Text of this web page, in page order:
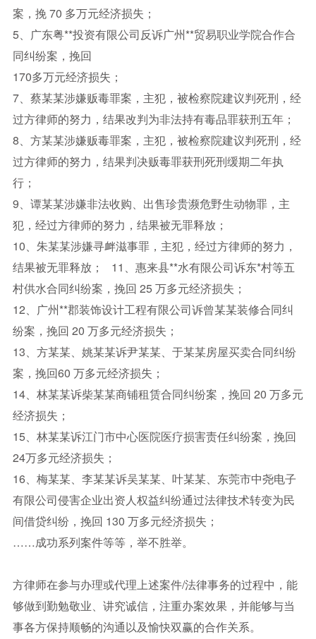
案，挽 70 多万元经济损失；
5、广东粤**投资有限公司反诉广州**贸易职业学院合作合
同纠纷案，挽回
170多万元经济损失；
7、蔡某某涉嫌贩毒罪案，主犯，被检察院建议判死刑，经
过方律师的努力，结果改判为非法持有毒品罪获刑五年；
8、方某某涉嫌贩毒罪案，主犯，被检察院建议判死刑，经
过方律师的努力，结果判决贩毒罪获刑死刑缓期二年执
行；
9、谭某某涉嫌非法收购、出售珍贵濒危野生动物罪，主
犯，经过方律师的努力，结果被无罪释放；
10、朱某某涉嫌寻衅滋事罪，主犯，经过方律师的努力，
结果被无罪释放； 11、惠来县**水有限公司诉东*村等五
村供水合同纠纷案，挽回 25 万多元经济损失；
12、广州**郡装饰设计工程有限公司诉曾某某装修合同纠
纷案，挽回 20 万多元经济损失；
13、方某某、姚某某诉尹某某、于某某房屋买卖合同纠纷
案，挽回60 万多元经济损失；
14、林某某诉柴某某商铺租赁合同纠纷案，挽回 20 万多元
经济损失；
15、林某某诉江门市中心医院医疗损害责任纠纷案，挽回
24万多元经济损失；
16、梅某某、李某某诉吴某某、叶某某、东莞市中尧电子
有限公司侵害企业出资人权益纠纷通过法律技术转变为民
间借贷纠纷，挽回 130 万多元经济损失；
……成功系列案件等等，举不胜举。
方律师在参与办理或代理上述案件/法律事务的过程中，能
够做到勤勉敬业、讲究诚信，注重办案效果，并能够与当
事各方保持顺畅的沟通以及愉快双赢的合作关系。